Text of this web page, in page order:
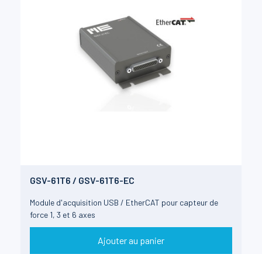
GSV-61T6 / GSV-61T6-EC
Module d'acquisition USB / EtherCAT pour capteur de
force 1, 3 et 6 axes
Ajouter au panier